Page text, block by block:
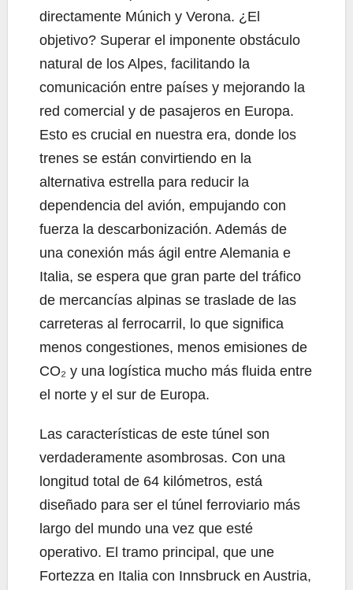
directamente Múnich y Verona. ¿El
objetivo? Superar el imponente obstáculo
natural de los Alpes, facilitando la
comunicación entre países y mejorando la
red comercial y de pasajeros en Europa.
Esto es crucial en nuestra era, donde los
trenes se están convirtiendo en la
alternativa estrella para reducir la
dependencia del avión, empujando con
fuerza la descarbonización. Además de
una conexión más ágil entre Alemania e
Italia, se espera que gran parte del tráfico
de mercancías alpinas se traslade de las
carreteras al ferrocarril, lo que significa
menos congestiones, menos emisiones de
CO₂ y una logística mucho más fluida entre
el norte y el sur de Europa.
Las características de este túnel son
verdaderamente asombrosas. Con una
longitud total de 64 kilómetros, está
diseñado para ser el túnel ferroviario más
largo del mundo una vez que esté
operativo. El tramo principal, que une
Fortezza en Italia con Innsbruck en Austria,